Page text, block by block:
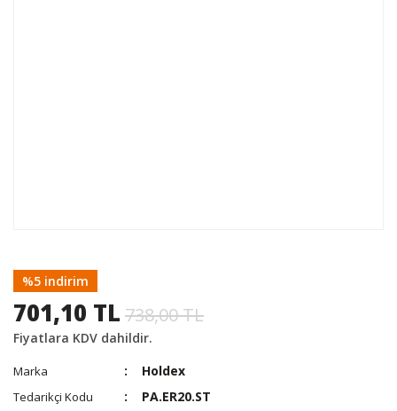
%5 indirim
701,10 TL 738,00 TL
Fiyatlara KDV dahildir.
Marka Holdex
Tedarikçi Kodu PA.ER20.ST